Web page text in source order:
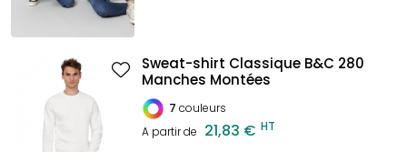
Sweat-shirt Classique B&C 280
Manches Montées
7 couleurs
A partir de 21,83 € HT